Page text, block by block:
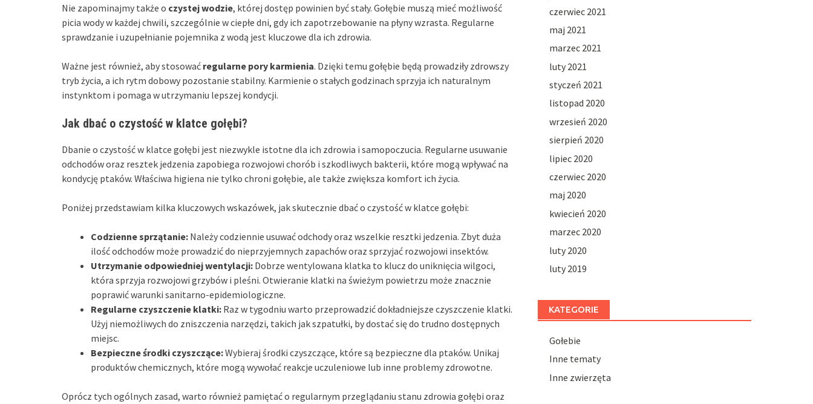
Nie zapominajmy także o czystej wodzie, której dostęp powinien być stały. Gołębie muszą mieć możliwość
picia wody w każdej chwili, szczególnie w ciepłe dni, gdy ich zapotrzebowanie na płyny wzrasta. Regularne
sprawdzanie i uzupełnianie pojemnika z wodą jest kluczowe dla ich zdrowia.
Ważne jest również, aby stosować regularne pory karmienia. Dzięki temu gołębie będą prowadziły zdrowszy
tryb życia, a ich rytm dobowy pozostanie stabilny. Karmienie o stałych godzinach sprzyja ich naturalnym
instynktom i pomaga w utrzymaniu lepszej kondycji.
Jak dbać o czystość w klatce gołębi?
Dbanie o czystość w klatce gołębi jest niezwykle istotne dla ich zdrowia i samopoczucia. Regularne usuwanie
odchodów oraz resztek jedzenia zapobiega rozwojowi chorób i szkodliwych bakterii, które mogą wpływać na
kondycję ptaków. Właściwa higiena nie tylko chroni gołębie, ale także zwiększa komfort ich życia.
Poniżej przedstawiam kilka kluczowych wskazówek, jak skutecznie dbać o czystość w klatce gołębi:
Codzienne sprzątanie: Należy codziennie usuwać odchody oraz wszelkie resztki jedzenia. Zbyt duża
ilość odchodów może prowadzić do nieprzyjemnych zapachów oraz sprzyjać rozwojowi insektów.
Utrzymanie odpowiedniej wentylacji: Dobrze wentylowana klatka to klucz do uniknięcia wilgoci,
która sprzyja rozwojowi grzybów i pleśni. Otwieranie klatki na świeżym powietrzu może znacznie
poprawić warunki sanitarno-epidemiologiczne.
Regularne czyszczenie klatki: Raz w tygodniu warto przeprowadzić dokładniejsze czyszczenie klatki.
Użyj niemożliwych do zniszczenia narzędzi, takich jak szpatułki, by dostać się do trudno dostępnych
miejsc.
Bezpieczne środki czyszczące:Wybieraj środki czyszczące, które są bezpieczne dla ptaków. Unikaj
produktów chemicznych, które mogą wywołać reakcje uczuleniowe lub inne problemy zdrowotne.
Oprócz tych ogólnych zasad, warto również pamiętać o regularnym przeglądaniu stanu zdrowia gołębi oraz
czerwiec 2021
maj 2021
marzec 2021
luty 2021
styczeń 2021
listopad 2020
wrzesień 2020
sierpień 2020
lipiec 2020
czerwiec 2020
maj 2020
kwiecień 2020
marzec 2020
luty 2020
luty 2019
KATEGORIE
Gołebie
Inne tematy
Inne zwierzęta